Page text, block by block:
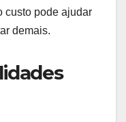
custo pode ajudar
demais.